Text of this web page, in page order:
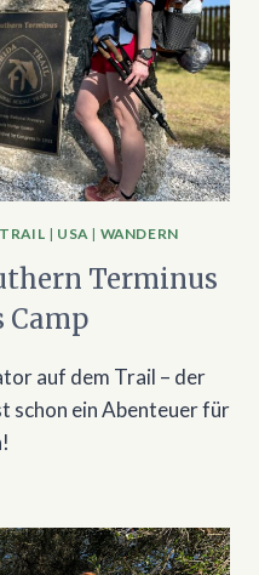
| USA| WANDERN
Terminus
Camp
auf dem Trail – der
schon ein Abenteuer für